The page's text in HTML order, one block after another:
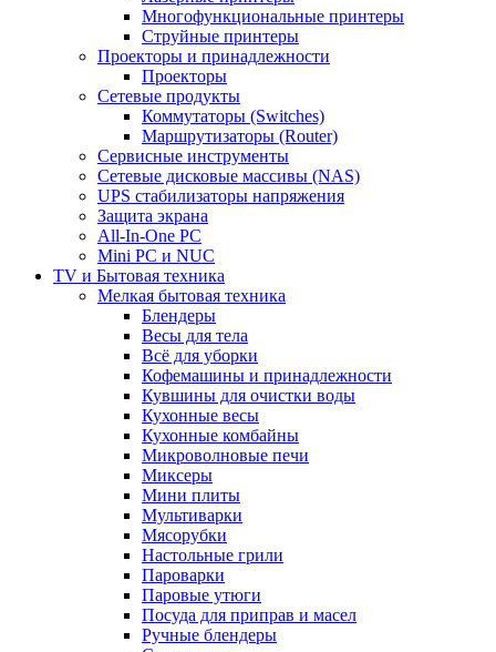
Многофункциональные принтеры
Струйные принтеры
Проекторы и принадлежности
Проекторы
Сетевые продукты
Коммутаторы (Switches)
Маршрутизаторы (Router)
Сервисные инструменты
Сетевые дисковые массивы (NAS)
UPS стабилизаторы напряжения
Защита экрана
All-In-One PC
Mini PC и NUC
TV и Бытовая техника
Мелкая бытовая техника
Блендеры
Весы для тела
Всё для уборки
Кофемашины и принадлежности
Кувшины для очистки воды
Кухонные весы
Кухонные комбайны
Микроволновые печи
Миксеры
Мини плиты
Мультиварки
Мясорубки
Настольные грили
Пароварки
Паровые утюги
Посуда для приправ и масел
Ручные блендеры